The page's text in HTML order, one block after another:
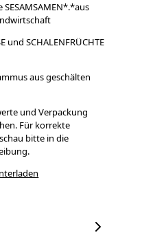
SESAMSAMEN*.*aus
und SCHALENFRÜCHTE
aus geschälten
und Verpackung
Für korrekte
bitte in die